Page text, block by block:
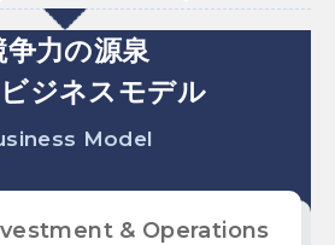
争力の源泉
ジネスモデル
Model
& Operations